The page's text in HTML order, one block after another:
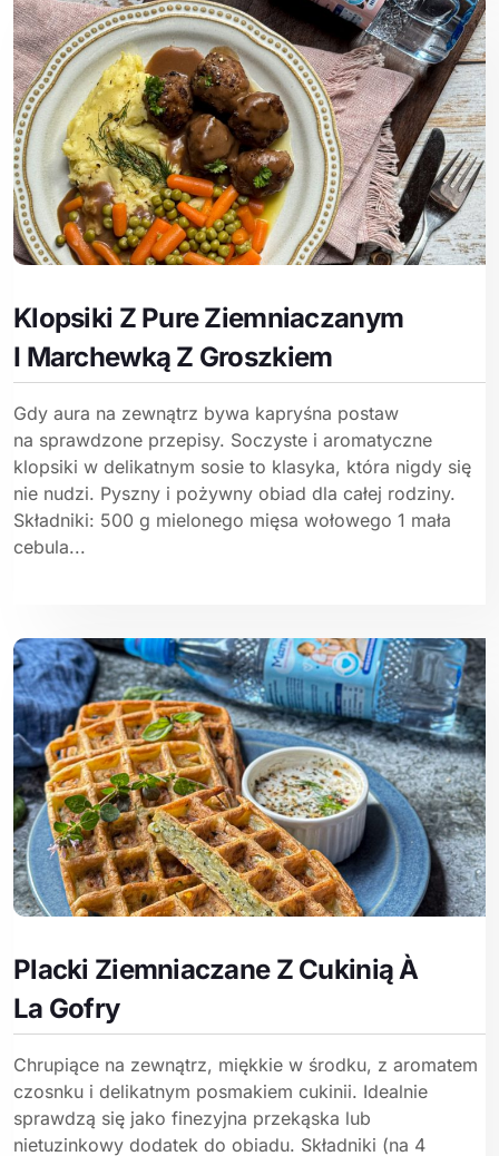
Klopsiki Z Pure Ziemniaczanym
I Marchewką Z Groszkiem
Gdy aura na zewnątrz bywa kapryśna postaw
na sprawdzone przepisy. Soczyste i aromatyczne
klopsiki w delikatnym sosie to klasyka, która nigdy się
nie nudzi. Pyszny i pożywny obiad dla całej rodziny.
Składniki: 500 g mielonego mięsa wołowego 1 mała
cebula...
Placki Ziemniaczane Z Cukinią À
La Gofry
Chrupiące na zewnątrz, miękkie w środku, z aromatem
czosnku i delikatnym posmakiem cukinii. Idealnie
sprawdzą się jako finezyjna przekąska lub
nietuzinkowy dodatek do obiadu. Składniki (na 4